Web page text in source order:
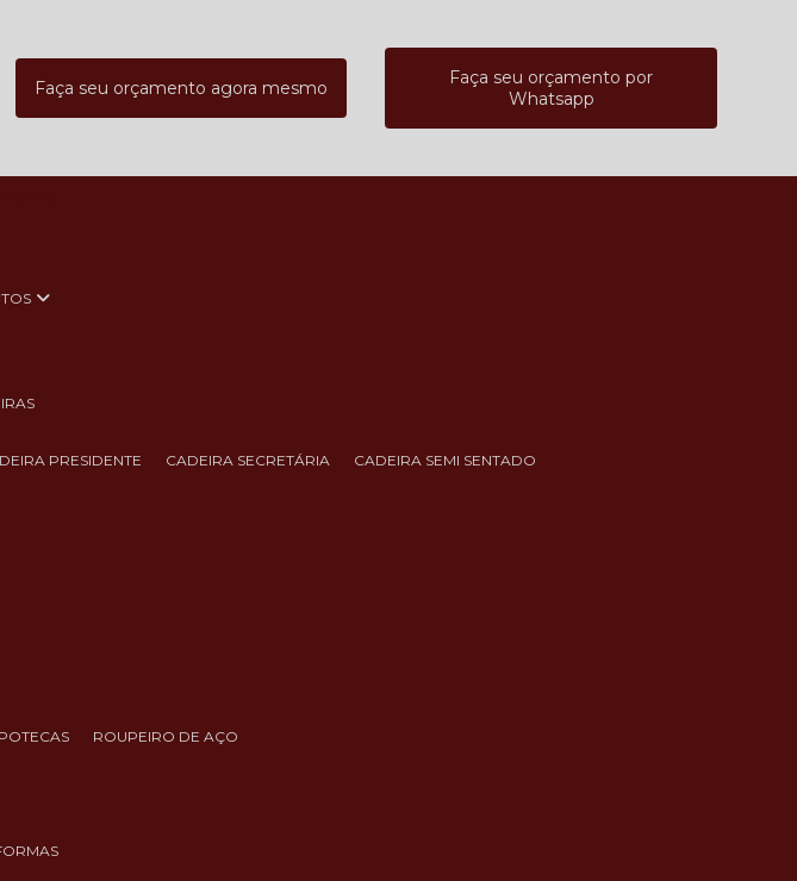
Faça seu orçamento agora mesmo
Faça seu orçamento por
Whatsapp
PRESIDENTE CADEIRA SECRETÁRIA CADEIRA SEMI SENTADO
ROUPEIRO DE AÇO